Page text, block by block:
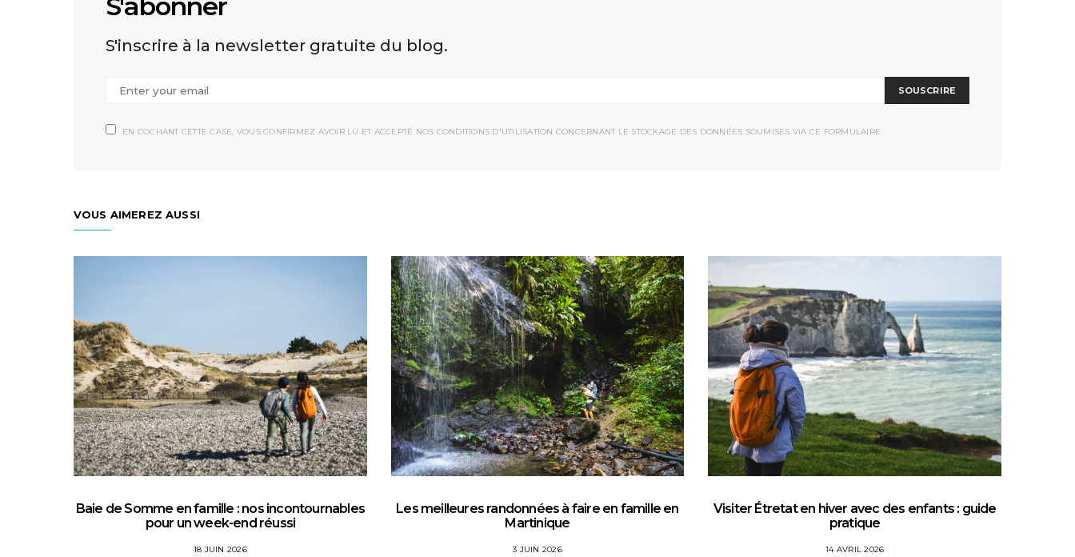
S'inscrire à la newsletter gratuite du blog.
SOUSCRIRE
EN COCHANT CETTE CASE, VOUS CONFIRMEZ AVOIR LU ET ACCEPTÉ NOS CONDITIONS D'UTILISATION CONCERNANT LE STOCKAGE DES DONNÉES SOUMISES VIA CE FORMULAIRE.
VOUS AIMEREZ AUSSI
Baie de Somme en famille : nos incontournables
pour un week-end réussi
18 JUIN 2026
Les meilleures randonnées à faire en famille en
Martinique
3 JUIN 2026
Visiter Étretat en hiver avec des enfants : guide
pratique
14 AVRIL 2026